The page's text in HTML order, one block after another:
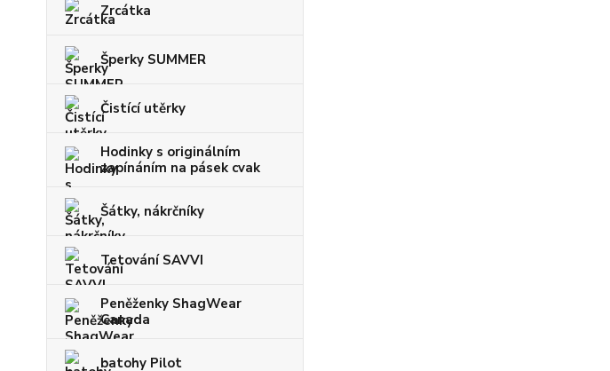
Zrcátka
Šperky SUMMER
Čistící utěrky
Hodinky s originálním
zapínáním na pásek cvak
Šátky, nákrčníky
Tetování SAVVI
Peněženky ShagWear
Canada
batohy Pilot